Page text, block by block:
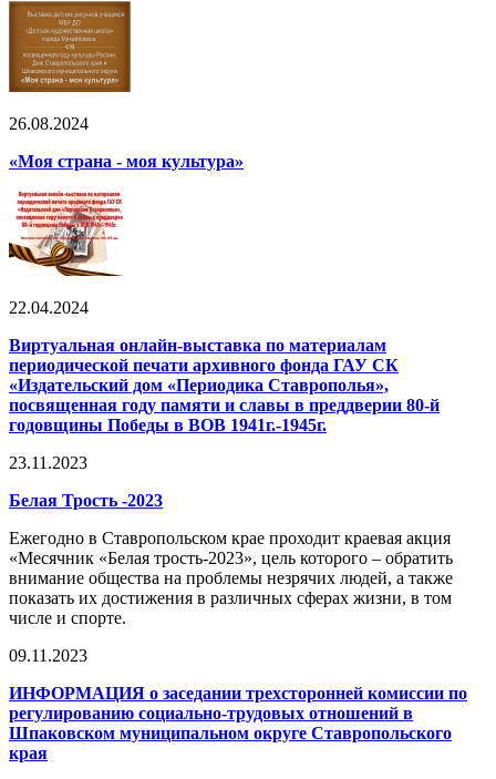
26.08.2024
«Моя страна - моя культура»
22.04.2024
Виртуальная онлайн-выставка по материалам
периодической печати архивного фонда ГАУ СК
«Издательский дом «Периодика Ставрополья»,
посвященная году памяти и славы в преддверии 80-й
годовщины Победы в ВОВ 1941г.-1945г.
23.11.2023
Белая Трость -2023
Ежегодно в Ставропольском крае проходит краевая акция
«Месячник «Белая трость-2023», цель которого – обратить
внимание общества на проблемы незрячих людей, а также
показать их достижения в различных сферах жизни, в том
числе и спорте.
09.11.2023
ИНФОРМАЦИЯ о заседании трехсторонней комиссии по
регулированию социально-трудовых отношений в
Шпаковском муниципальном округе Ставропольского
края